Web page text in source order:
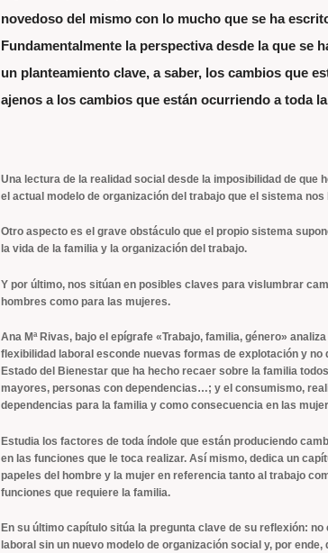
novedoso del mismo con lo mucho que se ha
Fundamentalmente la perspectiva desde la que se
un planteamiento clave, a saber, los cambios que
ajenos a los cambios que están ocurriendo a toda
Una lectura de la realidad social desde la imposibilidad de que
el actual modelo de organización del trabajo que el sistema nos
Otro aspecto es el grave obstáculo que el propio sistema
la vida de la familia y la organización del trabajo.
Y por último, nos sitúan en posibles claves para vislumbrar
hombres como para las mujeres.
Ana Mª Rivas, bajo el epígrafe «Trabajo, familia, género»
flexibilidad laboral esconde nuevas formas de explotación y
Estado del Bienestar que ha hecho recaer sobre la familia
mayores, personas con dependencias…; y el consumismo,
dependencias para la familia y como consecuencia en las
Estudia los factores de toda índole que están produciendo
en las funciones que le toca realizar. Así mismo, dedica un
papeles del hombre y la mujer en referencia tanto al trabajo
funciones que requiere la familia.
En su último capítulo sitúa la pregunta clave de su reflexión:
laboral sin un nuevo modelo de organización social y, por